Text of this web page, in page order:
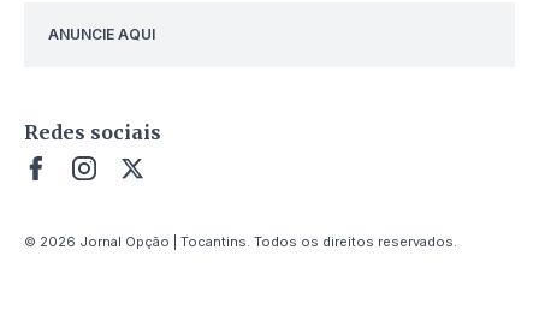
ANUNCIE AQUI
Redes sociais
© 2026 Jornal Opção | Tocantins. Todos os direitos reservados.